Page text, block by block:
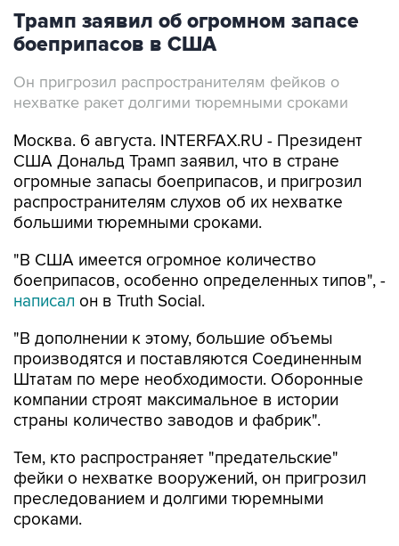
Трамп заявил об огромном запасе
боеприпасов в США
Он пригрозил распространителям фейков о
нехватке ракет долгими тюремными сроками
Москва. 6 августа. INTERFAX.RU - Президент
США Дональд Трамп заявил, что в стране
огромные запасы боеприпасов, и пригрозил
распространителям слухов об их нехватке
большими тюремными сроками.
"В США имеется огромное количество
боеприпасов, особенно определенных типов", -
написал он в Truth Social.
"В дополнении к этому, большие объемы
производятся и поставляются Соединенным
Штатам по мере необходимости. Оборонные
компании строят максимальное в истории
страны количество заводов и фабрик".
Тем, кто распространяет "предательские"
фейки о нехватке вооружений, он пригрозил
преследованием и долгими тюремными
сроками.